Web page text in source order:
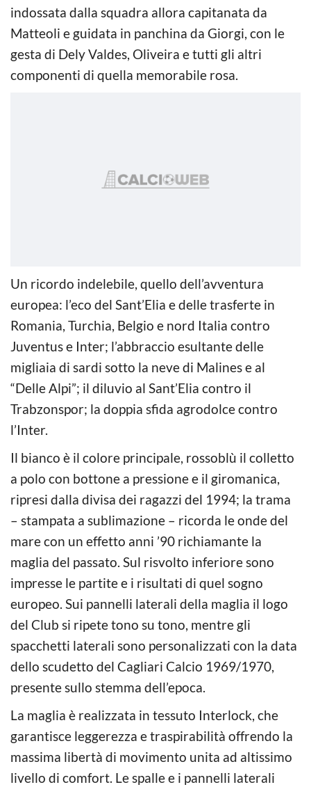
indossata dalla squadra allora capitanata da
Matteoli e guidata in panchina da Giorgi, con le
gesta di Dely Valdes, Oliveira e tutti gli altri
componenti di quella memorabile rosa.
Un ricordo indelebile, quello dell’avventura
europea: l’eco del Sant’Elia e delle trasferte in
Romania, Turchia, Belgio e nord Italia contro
Juventus e Inter; l’abbraccio esultante delle
migliaia di sardi sotto la neve di Malines e al
“Delle Alpi”; il diluvio al Sant’Elia contro il
Trabzonspor; la doppia sfida agrodolce contro
l’Inter.
Il bianco è il colore principale, rossoblù il colletto
a polo con bottone a pressione e il giromanica,
ripresi dalla divisa dei ragazzi del 1994; la trama
– stampata a sublimazione – ricorda le onde del
mare con un effetto anni ’90 richiamante la
maglia del passato. Sul risvolto inferiore sono
impresse le partite e i risultati di quel sogno
europeo. Sui pannelli laterali della maglia il logo
del Club si ripete tono su tono, mentre gli
spacchetti laterali sono personalizzati con la data
dello scudetto del Cagliari Calcio 1969/1970,
presente sullo stemma dell’epoca.
La maglia è realizzata in tessuto Interlock, che
garantisce leggerezza e traspirabilità offrendo la
massima libertà di movimento unita ad altissimo
livello di comfort. Le spalle e i pannelli laterali